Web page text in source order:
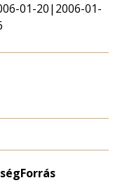
01-20|2006-01-
Forrás